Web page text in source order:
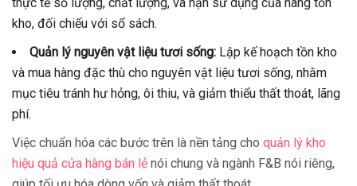
kho, đối chiếu với sổ sách.
Quản lý nguyên vật liệu tươi sống: Lập kế hoạch tồn kho
và mua hàng đặc thù cho nguyên vật liệu tươi sống, nhằm
mục tiêu tránh hư hỏng, ôi thiu, và giảm thiểu thất thoát, lãng
phí.
Việc chuẩn hóa các bước trên là nền tảng cho quản lý kho
hiệu quả cửa hàng bán lẻ nói chung và ngành F&B nói riêng,